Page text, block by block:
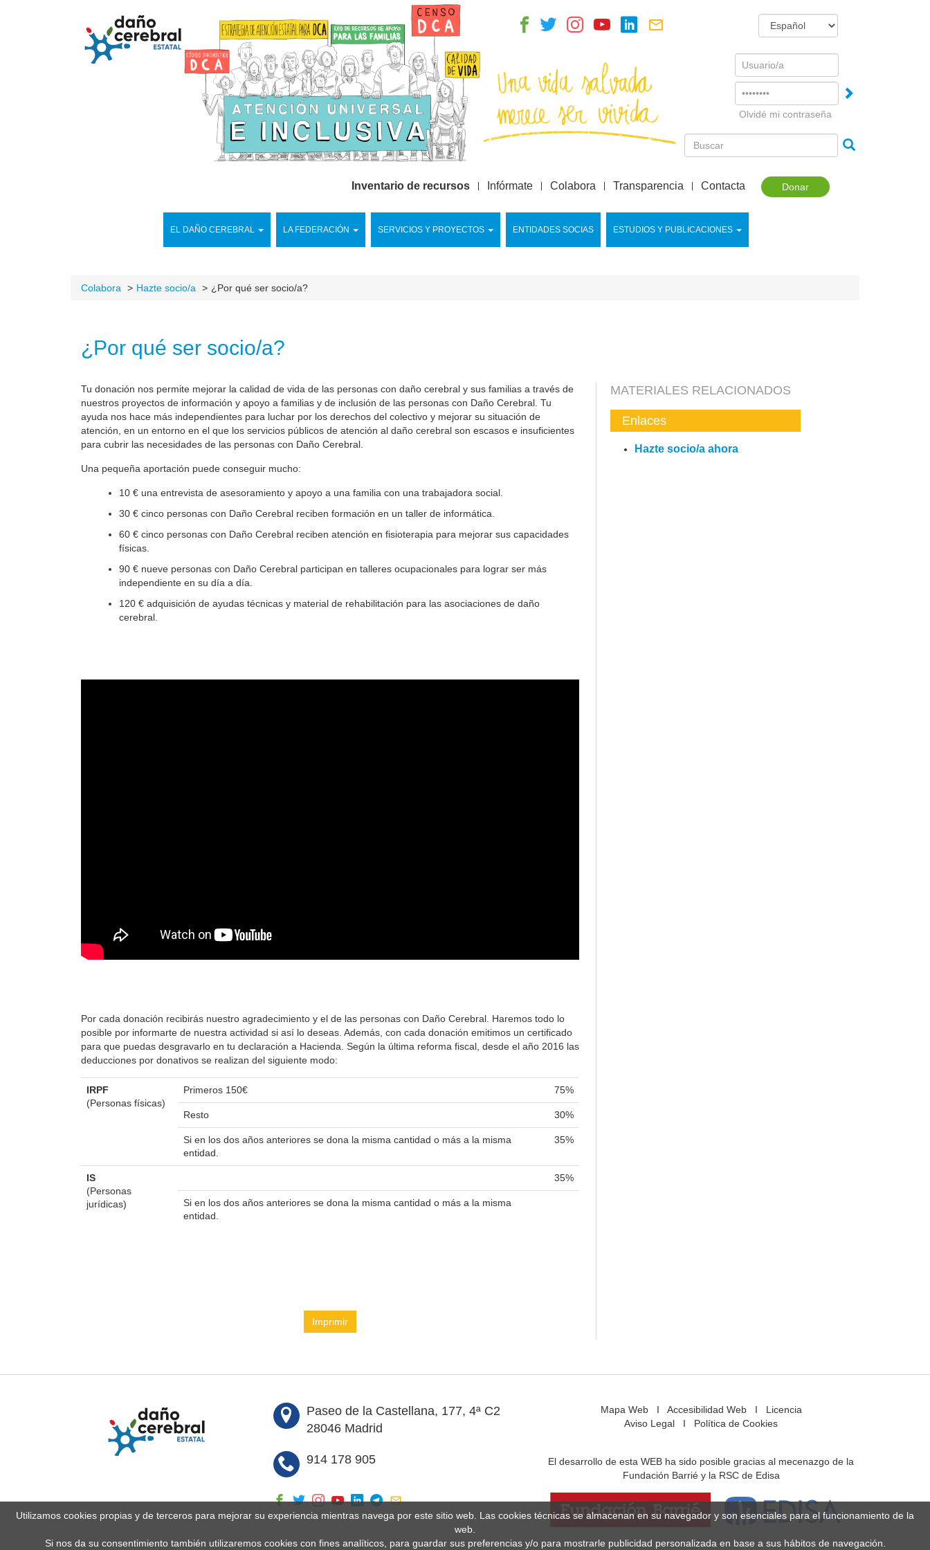
Username
Olvidé mi contraseña
Donar
EL DAÑO CEREBRAL LA FEDERACIÓN SERVICIOS Y PROYECTOS ENTIDADES SOCIAS ESTUDIOS Y PUBLICACIONES
Inventario de recursos Infórmate Colabora Transparencia Contacta
Colabora Hazte socio/a ¿Por qué ser socio/a?
¿Por qué ser socio/a?
Tu donación nos permite mejorar la calidad de vida de las personas con daño cerebral y sus familias a través de
nuestros proyectos de información y apoyo a familias y de inclusión de las personas con Daño Cerebral. Tu
ayuda nos hace más independientes para luchar por los derechos del colectivo y mejorar su situación de
atención, en un entorno en el que los servicios públicos de atención al daño cerebral son escasos e insuficientes
para cubrir las necesidades de las personas con Daño Cerebral.
Una pequeña aportación puede conseguir mucho:
10 € una entrevista de asesoramiento y apoyo a una familia con una trabajadora social.
30 € cinco personas con Daño Cerebral reciben formación en un taller de informática.
60 € cinco personas con Daño Cerebral reciben atención en fisioterapia para mejorar sus capacidades
físicas.
90 € nueve personas con Daño Cerebral participan en talleres ocupacionales para lograr ser más
independiente en su día a día.
120 € adquisición de ayudas técnicas y material de rehabilitación para las asociaciones de daño
cerebral.
Por cada donación recibirás nuestro agradecimiento y el de las personas con Daño Cerebral. Haremos todo lo
posible por informarte de nuestra actividad si así lo deseas. Además, con cada donación emitimos un certificado
para que puedas desgravarlo en tu declaración a Hacienda. Según la última reforma fiscal, desde el año 2016 las
deducciones por donativos se realizan del siguiente modo:
IRPF
(Personas físicas)
Primeros 150€ 75%
Resto 30%
Si en los dos años anteriores se dona la misma cantidad o más a la misma
entidad.
35%
IS
(Personas
jurídicas)
35%
Si en los dos años anteriores se dona la misma cantidad o más a la misma
entidad.
Imprimir
MATERIALES RELACIONADOS
Enlaces
Hazte socio/a ahora
Paseo de la Castellana, 177, 4ª C2
28046 Madrid
914 178 905
Mapa WebI Accesibilidad WebI Licencia
Aviso Legal I Política de Cookies
El desarrollo de esta WEB ha sido posible gracias al mecenazgo de la
Fundación Barrié y la RSC de Edisa
Utilizamos cookies propias y de terceros para mejorar su experiencia mientras navega por este sitio web. Las cookies técnicas se almacenan en su navegador y son esenciales para el funcionamiento de la
web.
Si nos da su consentimiento también utilizaremos cookies con fines analíticos, para guardar sus preferencias y/o para mostrarle publicidad personalizada en base a sus hábitos de navegación.